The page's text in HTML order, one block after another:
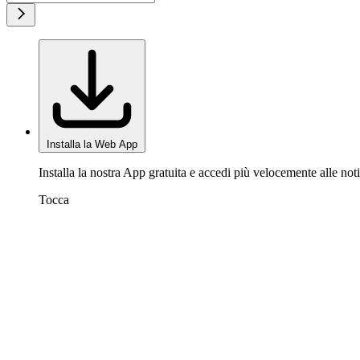
Installa la Web App
Installa la nostra App gratuita e accedi più velocemente alle
Tocca